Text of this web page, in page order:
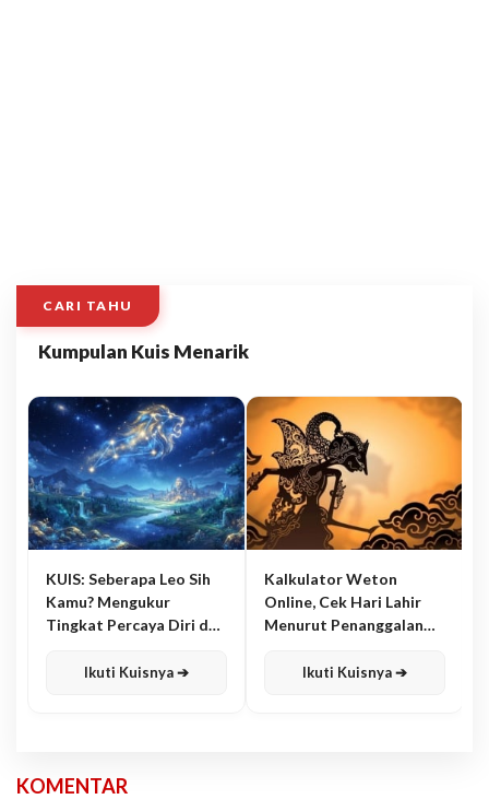
CARI TAHU
Kumpulan Kuis Menarik
KUIS: Seberapa Leo Sih
Kamu? Mengukur
Tingkat Percaya Diri dan
Ikuti Kuisnya ➔
Kalkulator Weton
Online, Cek Hari Lahir
Menurut Penanggalan
Ikuti Kuisnya ➔
KOMENTAR